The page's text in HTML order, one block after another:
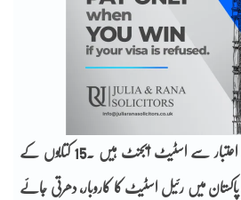
اعظم معراج پیشے کے اعتبار سے اسٹیٹ ایجنٹ ہیں ۔15 کتابوں کے
میں رئیل اسٹیٹ کا کاروبار، دھرتی جائے